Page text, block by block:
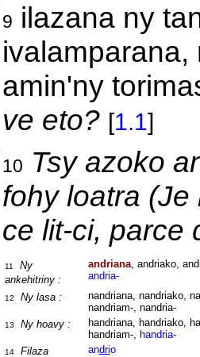
9 ilazana ny
amin'ny
ve eto? [1.1]
10 Tsy azoko
fohy loatra
ce lit-ci, parce
11
Ny
ankehitriny :
andriana, andriako,
andria-
12 Ny lasa :
nandriana, nandriako,
nandriam-, nandria-
13 Ny hoavy :
handriana, handriako,
handriam-, handria-
14
Filaza
andrio